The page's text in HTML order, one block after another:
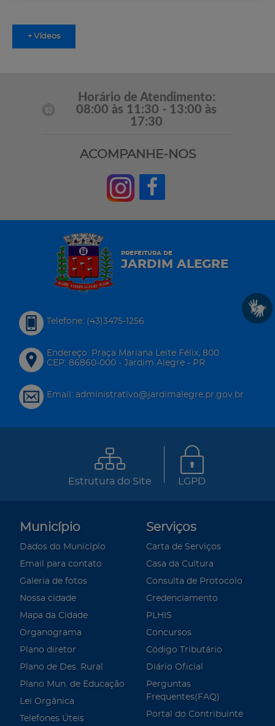
+ Vídeos
Horário de Atendimento:
08:00 às 11:30 - 13:00 às
17:30
ACOMPANHE-NOS
PREFEITURA DE
JARDIM ALEGRE
Telefone: (43)3475-1256
Endereço: Praça Mariana Leite Félix, 800
CEP: 86860-000 - Jardim Alegre - PR
Email: administrativo@jardimalegre.pr.gov.br
Estrutura do Site LGPD
Município
Dados do Município
Email para contato
Galeria de fotos
Nossa cidade
Mapa da Cidade
Organograma
Plano diretor
Plano de Des. Rural
Plano Mun. de Educação
Lei Orgânica
Telefones Úteis
Serviços
Carta de Serviços
Casa da Cultura
Consulta de Protocolo
Credenciamento
PLHIS
Concursos
Código Tributário
Diário Oficial
Perguntas
Frequentes(FAQ)
Portal do Contribuinte